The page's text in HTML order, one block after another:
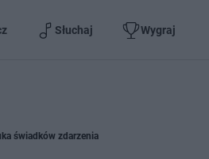
Słuchaj Wygraj
świadków zdarzenia